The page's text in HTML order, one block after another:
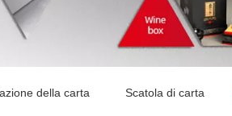
della carta Scatola di carta